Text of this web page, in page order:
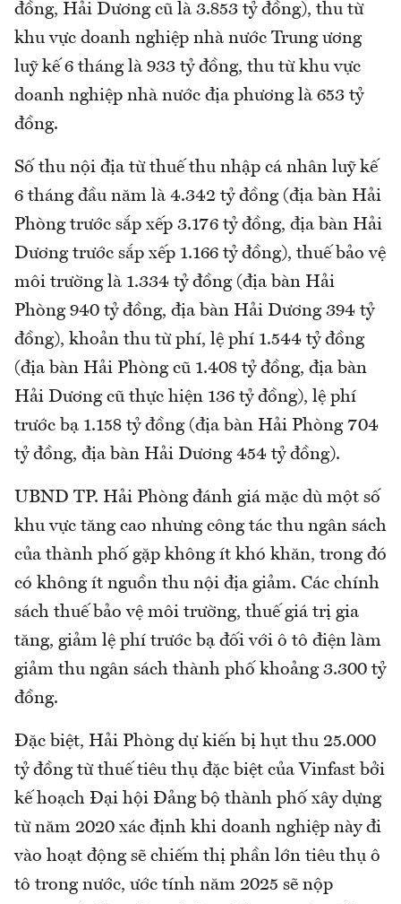
đồng, Hải Dương cũ là 3.853 tỷ đồng), thu từ
khu vực doanh nghiệp nhà nước Trung ương
luỹ kế 6 tháng là 933 tỷ đồng, thu từ khu vực
doanh nghiệp nhà nước địa phương là 653 tỷ
đồng.
Số thu nội địa từ thuế thu nhập cá nhân luỹ kế
6 tháng đầu năm là 4.342 tỷ đồng (địa bàn Hải
Phòng trước sắp xếp 3.176 tỷ đồng, địa bàn Hải
Dương trước sắp xếp 1.166 tỷ đồng), thuế bảo vệ
môi trường là 1.334 tỷ đồng (địa bàn Hải
Phòng 940 tỷ đồng, địa bàn Hải Dương 394 tỷ
đồng), khoản thu từ phí, lệ phí 1.544 tỷ đồng
(địa bàn Hải Phòng cũ 1.408 tỷ đồng, địa bàn
Hải Dương cũ thực hiện 136 tỷ đồng), lệ phí
trước bạ 1.158 tỷ đồng (địa bàn Hải Phòng 704
tỷ đồng, địa bàn Hải Dương 454 tỷ đồng).
UBND TP. Hải Phòng đánh giá mặc dù một số
khu vực tăng cao nhưng công tác thu ngân sách
của thành phố gặp không ít khó khăn, trong đó
có không ít nguồn thu nội địa giảm. Các chính
sách thuế bảo vệ môi trường, thuế giá trị gia
tăng, giảm lệ phí trước bạ đối với ô tô điện làm
giảm thu ngân sách thành phố khoảng 3.300 tỷ
đồng.
Đặc biệt, Hải Phòng dự kiến bị hụt thu 25.000
tỷ đồng từ thuế tiêu thụ đặc biệt của Vinfast bởi
kế hoạch Đại hội Đảng bộ thành phố xây dựng
từ năm 2020 xác định khi doanh nghiệp này đi
vào hoạt động sẽ chiếm thị phần lớn tiêu thụ ô
tô trong nước, ước tính năm 2025 sẽ nộp